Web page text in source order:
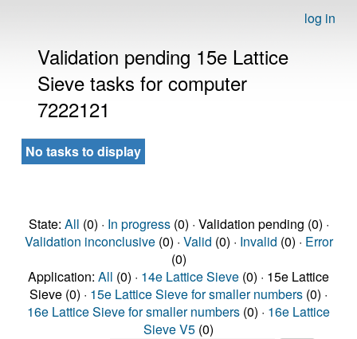
log in
Validation pending 15e Lattice
Sieve tasks for computer
7222121
No tasks to display
State: All (0) · In progress(0) · Validation pending (0) ·
Validation inconclusive(0) · Valid (0) · Invalid (0) · Error
(0)
Application: All (0) · 14e Lattice Sieve (0) · 15e Lattice
Sieve (0) · 15e Lattice Sieve for smaller numbers (0) ·
16e Lattice Sieve for smaller numbers (0) · 16e Lattice
Sieve V5 (0)